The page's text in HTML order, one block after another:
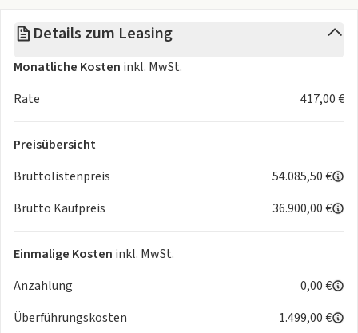
• Manuelle Klimaanlage mit Pollenfilter
• Elektrisch verstell- und beheizbare Außenspiegel
• Hecktraverse mit Rückleuchten,
• Multifunktionslenkrad
• Vorverkabelung für Aufbauhersteller
• elektronische Einparkbremse
• Doppel USB Schnittstelle
• Allwetterreifen
Warum dieses Fahrzeug für Leasingkunden interessant ist:
Details zum Leasing
Monatliche Kosten inkl. MwSt.
Rate
417,00 €
Preisübersicht
Bruttolistenpreis
54.085,50 €
Brutto Kaufpreis
36.900,00 €
Einmalige Kosten inkl. MwSt.
Anzahlung
0,00 €
Überführungskosten
1.499,00 €